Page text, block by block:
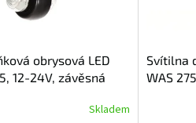
obrysová LED
12-24V, závěsná
Skladem
Svítilna
WAS